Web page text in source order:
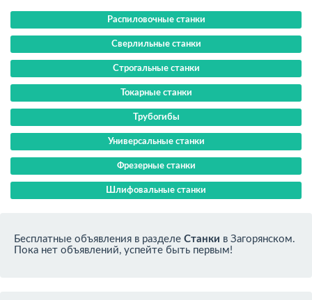
Распиловочные станки
Сверлильные станки
Строгальные станки
Токарные станки
Трубогибы
Универсальные станки
Фрезерные станки
Шлифовальные станки
Бесплатные объявления в разделе Станки в Загорянском.
Пока нет объявлений, успейте быть первым!